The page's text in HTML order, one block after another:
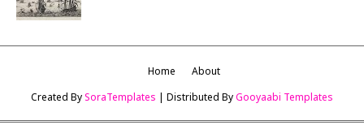
Home
About
Created BySoraTemplates | Distributed ByGooyaabi Templates